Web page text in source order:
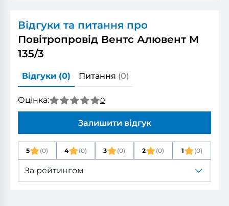
Відгуки та питання про
Повітропровід Вентс Алювент М
135/3
Відгуки (0) Питання (0)
Оцінка: 0
Залишити відгук
5 (0) 4 (0) 3 (0) 2 (0) 1 (0)
За рейтингом